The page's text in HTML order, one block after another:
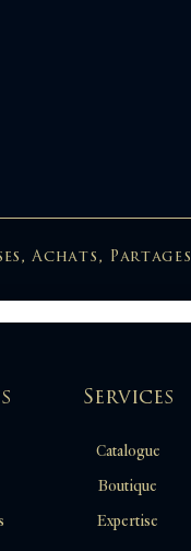
Achats, Partages
Services
Catalogue
Boutique
Expertise